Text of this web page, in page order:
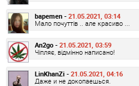
bapemen - 21.05.2021, 03:14
Мало почуттів .. але красиво ...
An2go - 21.05.2021, 03:59
Чіпляє, відмінно написано!
LinKhanZi - 21.05.2021, 04:16
Даже и не докопаешься.